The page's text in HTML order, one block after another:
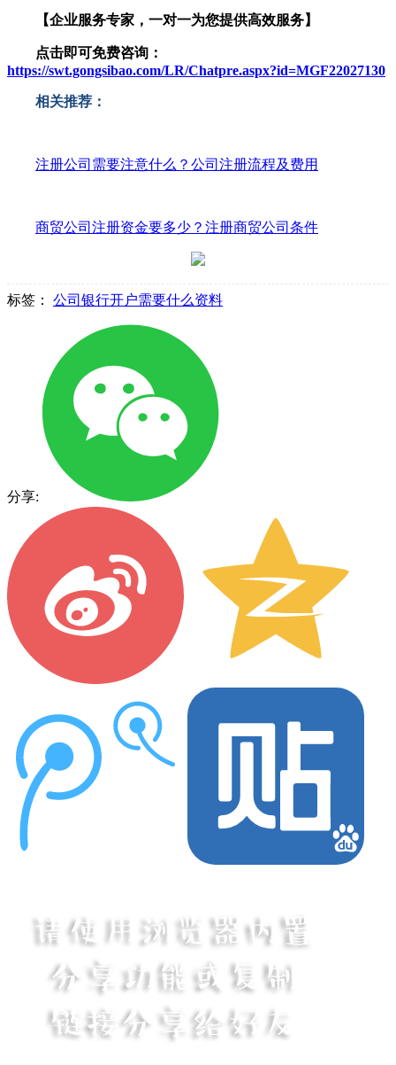
【企业服务专家，一对一为您提供高效服务】
点击即可免费咨询：
https://swt.gongsibao.com/LR/Chatpre.aspx?id=MGF22027130
相关推荐：
注册公司需要注意什么？公司注册流程及费用
商贸公司注册资金要多少？注册商贸公司条件
标签： 公司银行开户需要什么资料
分享: